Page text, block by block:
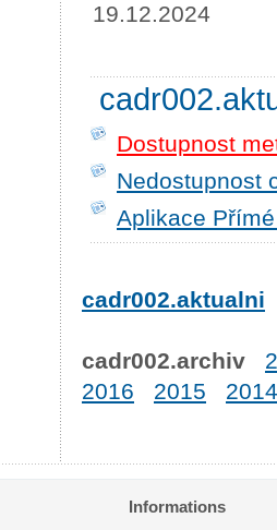
19.12.2024
Dostupnost
Nedostupnost
Aplikace
cadr002.aktualni
cadr002.archiv
2016
2015 2014
Informations